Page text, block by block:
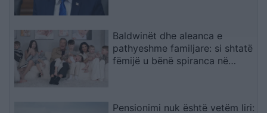
Baldwinët dhe aleanca e
pathyeshme familjare: si shtatë
fëmijë u bënë spiranca në
Pensionimi nuk është vetëm liri: